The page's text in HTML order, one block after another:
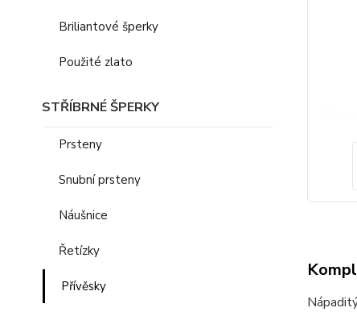
Briliantové šperky
Použité zlato
STŘÍBRNÉ ŠPERKY
Prsteny
Snubní prsteny
Náušnice
Řetízky
Přívěsky